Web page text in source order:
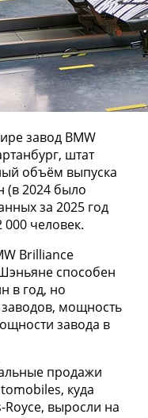
завод BMW
штат
объём выпуска
(в 2024 было
за 2025 год
000 человек.
Brilliance
способен
в год, но
заводов, мощность
завода в
продажи
куда
Royce, выросли на